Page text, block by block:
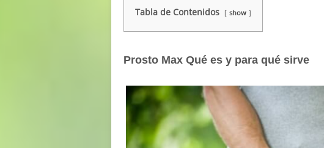
Tabla de Contenidos show
Prosto Max Qué es y para qué sirve